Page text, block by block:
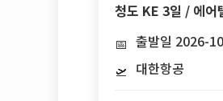
청도 KE 3일 / 에어
📅 출발일 2026-
🛫 대한항공